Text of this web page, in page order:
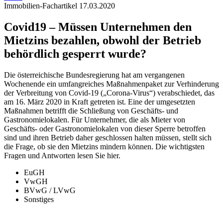
Immobilien-Fachartikel 17.03.2020
Covid19 – Müssen Unternehmen den
Mietzins bezahlen, obwohl der Betrieb
behördlich gesperrt wurde?
Die österreichische Bundesregierung hat am vergangenen
Wochenende ein umfangreiches Maßnahmenpaket zur Verhinderung
der Verbreitung von Covid-19 („Corona-Virus“) verabschiedet, das
am 16. März 2020 in Kraft getreten ist. Eine der umgesetzten
Maßnahmen betrifft die Schließung von Geschäfts- und
Gastronomielokalen. Für Unternehmer, die als Mieter von
Geschäfts- oder Gastronomielokalen von dieser Sperre betroffen
sind und ihren Betrieb daher geschlossen halten müssen, stellt sich
die Frage, ob sie den Mietzins mindern können. Die wichtigsten
Fragen und Antworten lesen Sie hier.
EuGH
VwGH
BVwG / LVwG
Sonstiges